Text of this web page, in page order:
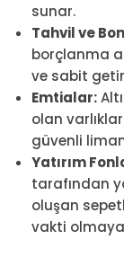
sunar.
Tahvil ve
borçlanma
ve sabit
Emtialar:
olan
güvenli
Yatırım
tarafından
oluşan
vakti